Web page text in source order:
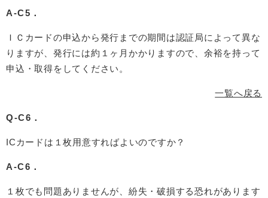
A-C5．
ＩＣカードの申込から発行までの期間は認証局によって異な
りますが、発行には約１ヶ月かかりますので、余裕を持って
申込・取得をしてください。
一覧へ戻る
Q-C6．
ICカードは１枚用意すればよいのですか？
A-C6．
１枚でも問題ありませんが、紛失・破損する恐れがあります